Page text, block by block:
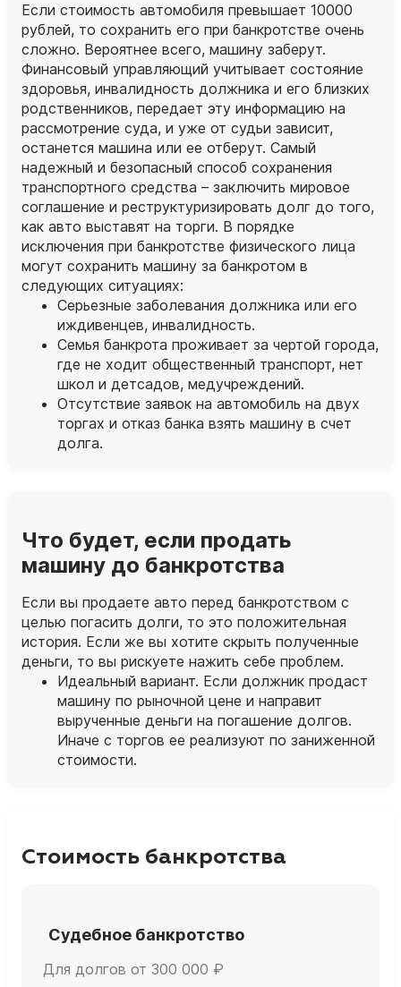
Если стоимость автомобиля превышает 10000
рублей, то сохранить его при банкротстве очень
сложно. Вероятнее всего, машину заберут.
Финансовый управляющий учитывает состояние
здоровья, инвалидность должника и его близких
родственников, передает эту информацию на
рассмотрение суда, и уже от судьи зависит,
останется машина или ее отберут. Самый
надежный и безопасный способ сохранения
транспортного средства – заключить мировое
соглашение и реструктуризировать долг до того,
как авто выставят на торги. В порядке
исключения при банкротстве физического лица
могут сохранить машину за банкротом в
следующих ситуациях:
Серьезные заболевания должника или его
иждивенцев, инвалидность.
Семья банкрота проживает за чертой города,
где не ходит общественный транспорт, нет
школ и детсадов, медучреждений.
Отсутствие заявок на автомобиль на двух
торгах и отказ банка взять машину в счет
долга.
Что будет, если продать
машину до банкротства
Если вы продаете авто перед банкротством с
целью погасить долги, то это положительная
история. Если же вы хотите скрыть полученные
деньги, то вы рискуете нажить себе проблем.
Идеальный вариант. Если должник продаст
машину по рыночной цене и направит
вырученные деньги на погашение долгов.
Иначе с торгов ее реализуют по заниженной
стоимости.
Стоимость банкротства
Судебное банкротство
Для долгов от 300 000 ₽